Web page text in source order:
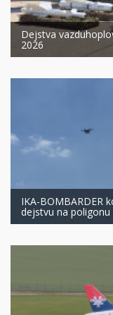
Dejstva
2026
IKA-BOMBARDER
dejstvu na poligonu